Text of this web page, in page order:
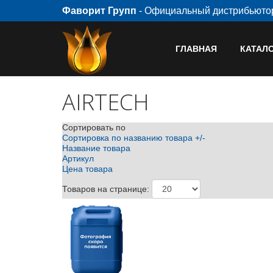
Фаворит Групп - Официальный
ГЛАВНАЯ
AIRTECH
Сортировать по
Сортировка по названию товара +/-
Название товара
Артикул
Цена товара
Товаров на странице: